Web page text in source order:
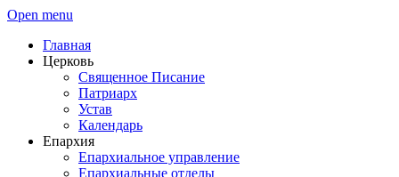
Open menu
Главная
Церковь
Священное Писание
Патриарх
Устав
Календарь
Епархия
Епархиальное управление
Епархиальные отделы